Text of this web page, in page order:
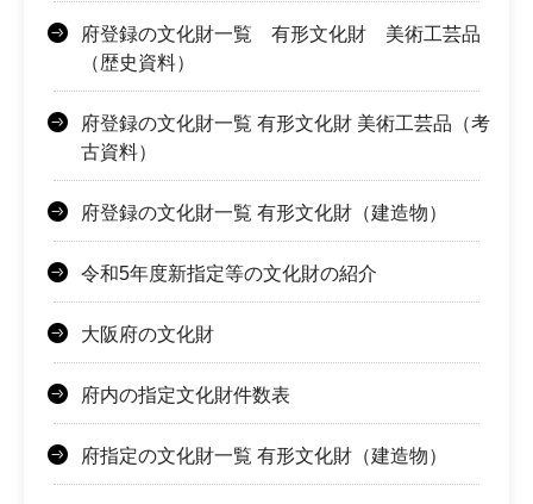
府登録の文化財一覧 有形文化財 美術工芸品
（歴史資料）
府登録の文化財一覧 有形文化財 美術工芸品（考
古資料）
府登録の文化財一覧 有形文化財（建造物）
令和5年度新指定等の文化財の紹介
大阪府の文化財
府内の指定文化財件数表
府指定の文化財一覧 有形文化財（建造物）